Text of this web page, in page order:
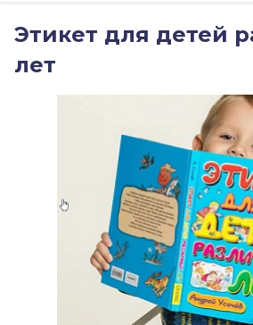
Этикет для детей
лет